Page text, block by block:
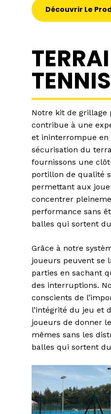
Découvrir Le
TENNIS
Notre kit de grillage
contribue à une
et ininterrompue en
sécurisation du
fournissons une
portillon de qualité
permettant aux
concentrer
performance sans
balles qui sortent
Grâce à notre
joueurs peuvent se
parties en sachant
des interruptions.
conscients de
l’intégrité du jeu et
joueurs de donner
mêmes sans les
balles qui sortent